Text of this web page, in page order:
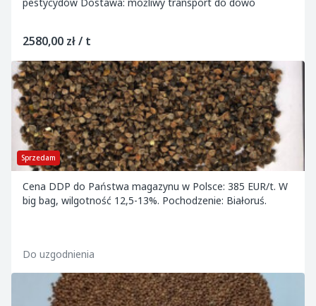
2580,00 zł / t
Sprzedam
Cena DDP do Państwa magazynu w Polsce: 385 EUR/t. W
big bag, wilgotność 12,5-13%. Pochodzenie: Białoruś.
Do uzgodnienia